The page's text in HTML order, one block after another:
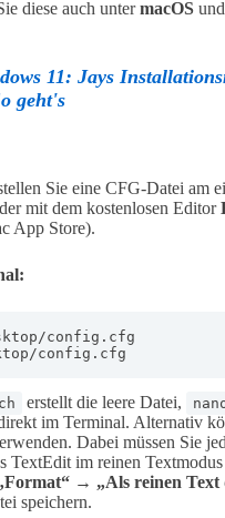
diese auch untermacOS und
11: Jays
geht's
Sie eine CFG-Datei am
mit dem kostenlosen Editor
App Store).
config.cfg
config.cfg
erstellt die leere Datei,
im Terminal. Alternativ
Dabei müssen Sie
TextEdit im reinen
→ „Als reinen Text
speichern.